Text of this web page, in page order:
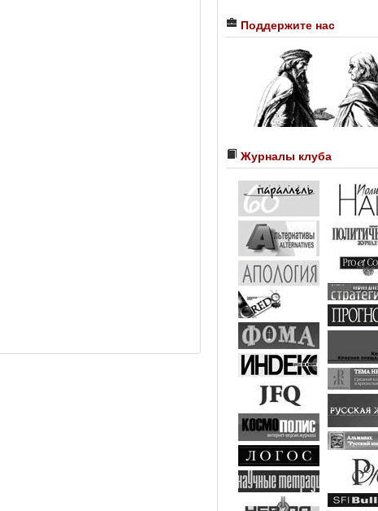
Поддержите нас
Журналы клуба